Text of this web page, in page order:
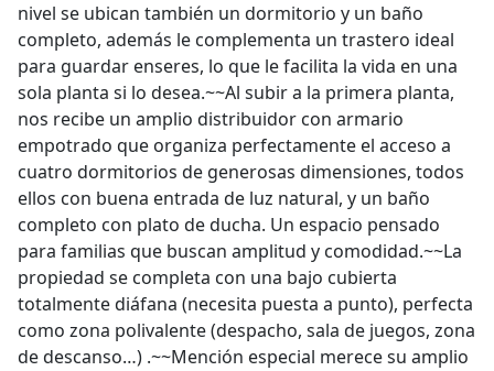
nivel se ubican también un dormitorio y un baño
completo, además le complementa un trastero ideal
para guardar enseres, lo que le facilita la vida en una
sola planta si lo desea.~~Al subir a la primera planta,
nos recibe un amplio distribuidor con armario
empotrado que organiza perfectamente el acceso a
cuatro dormitorios de generosas dimensiones, todos
ellos con buena entrada de luz natural, y un baño
completo con plato de ducha. Un espacio pensado
para familias que buscan amplitud y comodidad.~~La
propiedad se completa con una bajo cubierta
totalmente diáfana (necesita puesta a punto), perfecta
como zona polivalente (despacho, sala de juegos, zona
de descanso…) .~~Mención especial merece su amplio